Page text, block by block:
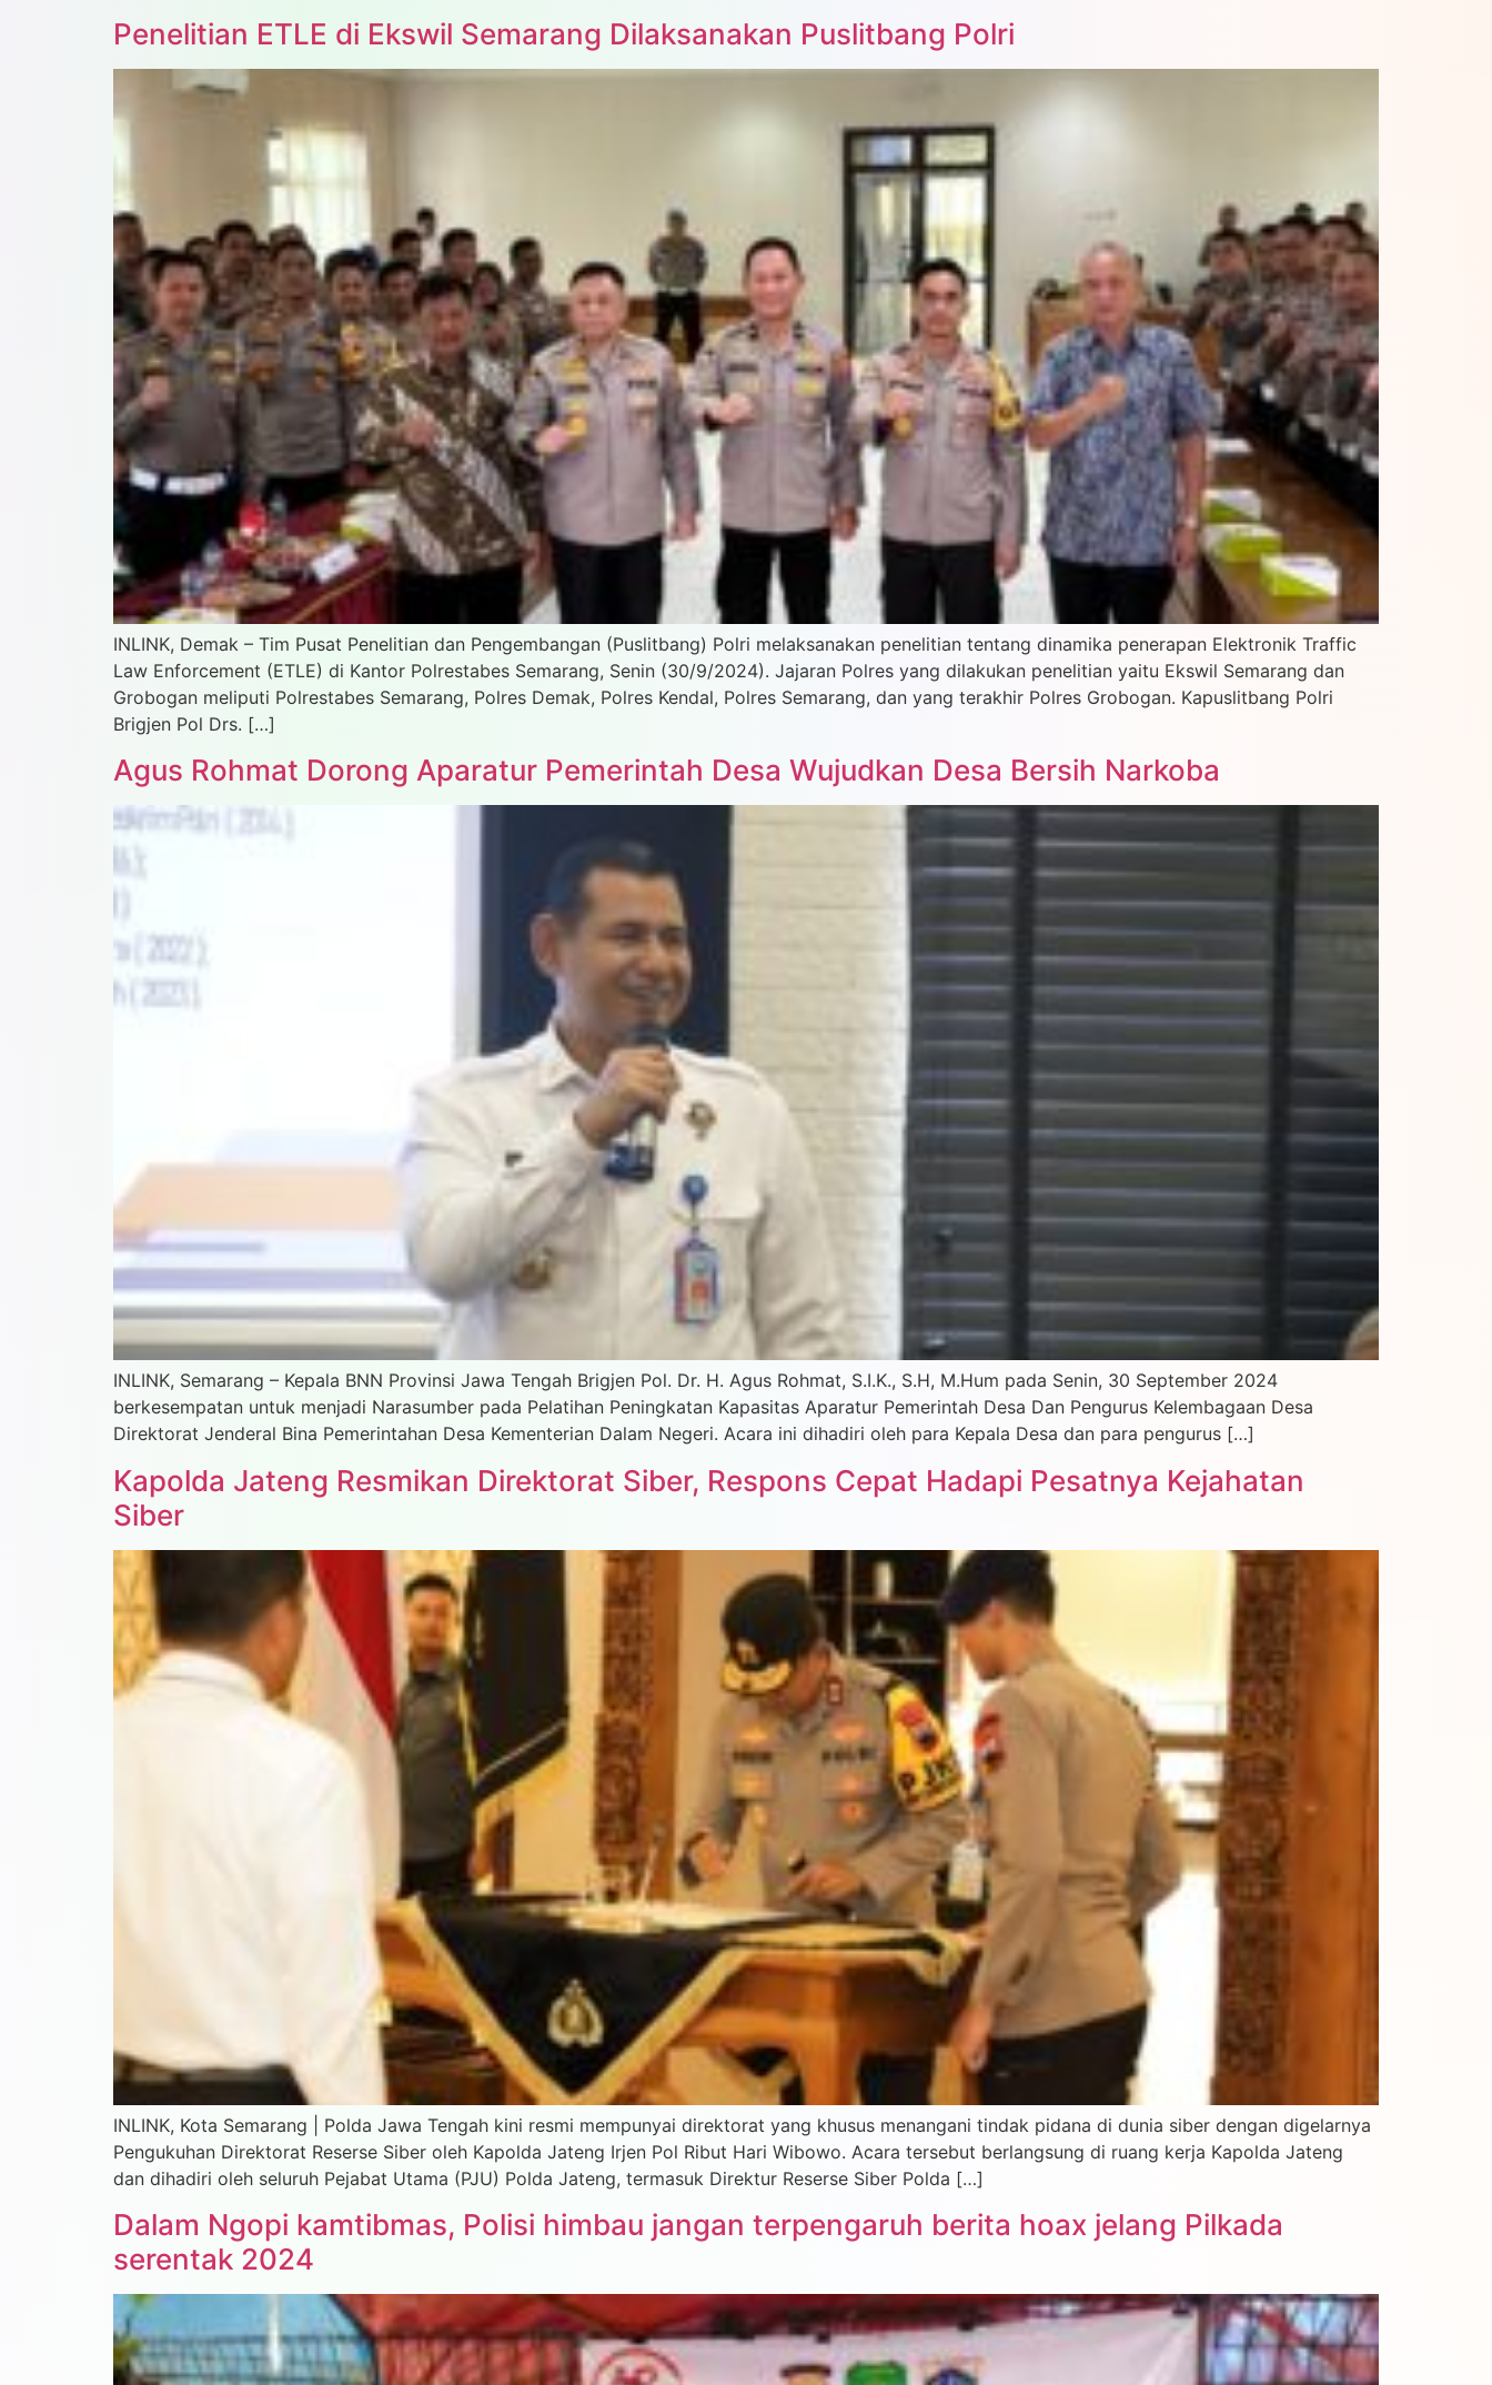
Penelitian ETLE di Ekswil Semarang Dilaksanakan Puslitbang Polri
INLINK, Demak – Tim Pusat Penelitian dan Pengembangan (Puslitbang) Polri melaksanakan penelitian tentang dinamika penerapan Elektronik Traffic
Law Enforcement (ETLE) di Kantor Polrestabes Semarang, Senin (30/9/2024). Jajaran Polres yang dilakukan penelitian yaitu Ekswil Semarang dan
Grobogan meliputi Polrestabes Semarang, Polres Demak, Polres Kendal, Polres Semarang, dan yang terakhir Polres Grobogan. Kapuslitbang Polri
Brigjen Pol Drs. […]
Agus Rohmat Dorong Aparatur Pemerintah Desa Wujudkan Desa Bersih Narkoba
INLINK, Semarang – Kepala BNN Provinsi Jawa Tengah Brigjen Pol. Dr. H. Agus Rohmat, S.I.K., S.H, M.Hum pada Senin, 30 September 2024
berkesempatan untuk menjadi Narasumber pada Pelatihan Peningkatan Kapasitas Aparatur Pemerintah Desa Dan Pengurus Kelembagaan Desa
Direktorat Jenderal Bina Pemerintahan Desa Kementerian Dalam Negeri. Acara ini dihadiri oleh para Kepala Desa dan para pengurus […]
Kapolda Jateng Resmikan Direktorat Siber, Respons Cepat Hadapi Pesatnya Kejahatan
Siber
INLINK, Kota Semarang | Polda Jawa Tengah kini resmi mempunyai direktorat yang khusus menangani tindak pidana di dunia siber dengan digelarnya
Pengukuhan Direktorat Reserse Siber oleh Kapolda Jateng Irjen Pol Ribut Hari Wibowo. Acara tersebut berlangsung di ruang kerja Kapolda Jateng
dan dihadiri oleh seluruh Pejabat Utama (PJU) Polda Jateng, termasuk Direktur Reserse Siber Polda […]
Dalam Ngopi kamtibmas, Polisi himbau jangan terpengaruh berita hoax jelang Pilkada
serentak 2024